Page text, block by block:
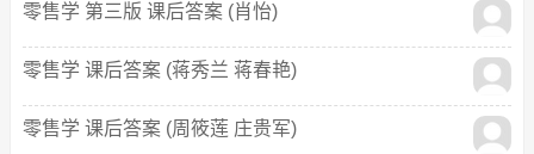
零售学 第三版 课后答案 (肖怡)
零售学 课后答案 (蒋秀兰 蒋春艳)
零售学 课后答案 (周筱莲 庄贵军)